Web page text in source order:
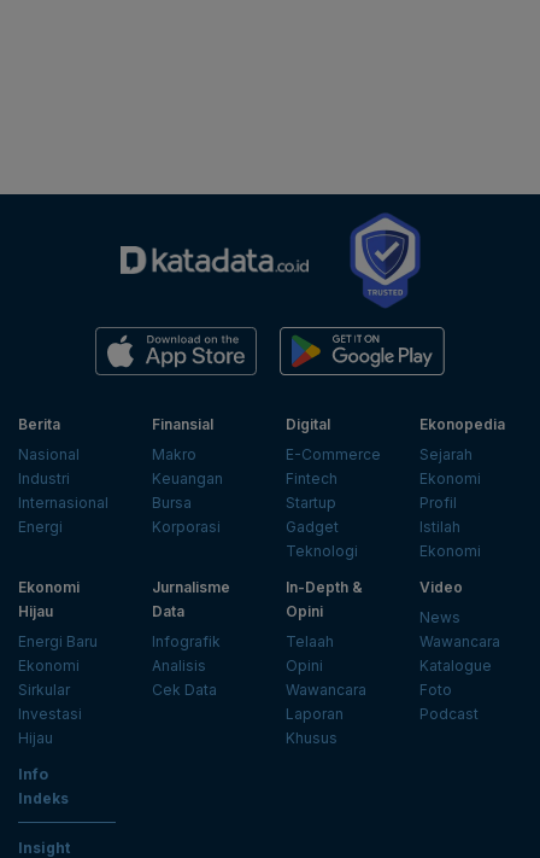
Berita
Nasional
Industri
Internasional
Energi
Finansial
Makro
Keuangan
Bursa
Korporasi
Digital
E-Commerce
Fintech
Startup
Gadget
Teknologi
Ekonopedia
Sejarah
Ekonomi
Profil
Istilah
Ekonomi
Ekonomi
Hijau
Energi Baru
Ekonomi
Sirkular
Investasi
Hijau
Jurnalisme
Data
Infografik
Analisis
Cek Data
In-Depth &
Opini
Telaah
Opini
Wawancara
Laporan
Khusus
Video
News
Wawancara
Katalogue
Foto
Podcast
Info
Indeks
Insight